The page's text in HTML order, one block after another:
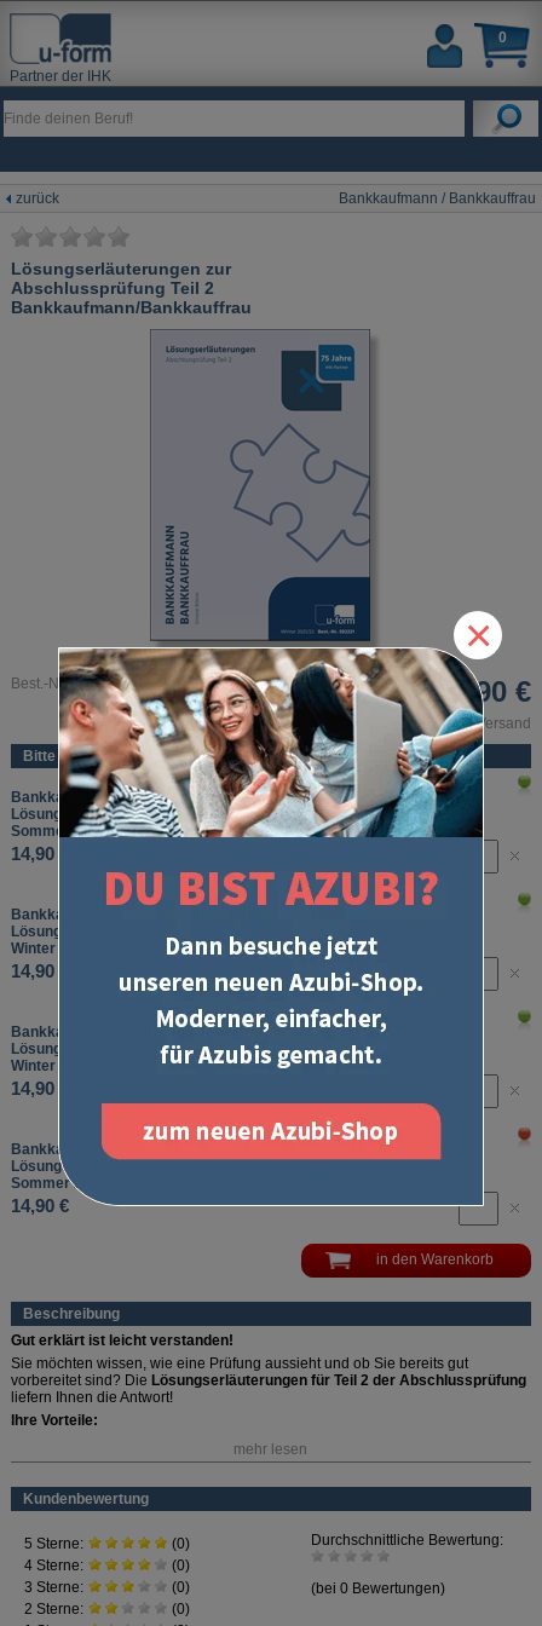
Partner der IHK
0
zurück Bankkaufmann / Bankkauffrau
Lösungserläuterungen zur
Abschlussprüfung Teil 2
Bankkaufmann/Bankkauffrau
Best.-Nr. 592 14,90 €
inkl. MwSt. und zzgl. Versand
Bitte wählen Sie:
Bankkaufmann/Bankkauffrau
Lösungserläuterungen Abschlussprüfung Teil 2
Sommer 2023
14,90 €
Bankkaufmann/Bankkauffrau
Lösungserläuterungen Abschlussprüfung Teil 2
Winter 2024/2025
14,90 €
Bankkaufmann/Bankkauffrau
Lösungserläuterungen Abschlussprüfung Teil 2
Winter 2025/2026
14,90 €
Bankkaufmann/Bankkauffrau
Lösungserläuterungen Abschlussprüfung Teil 2
Sommer 2026
14,90 €
Beschreibung
Gut erklärt ist leicht verstanden!
Sie möchten wissen, wie eine Prüfung aussieht und ob Sie bereits gut
vorbereitet sind? Die Lösungserläuterungen für Teil 2 der Abschlussprüfung
liefern Ihnen die Antwort!
Ihre Vorteile:
Musterlösungen für die ungebundenen / offenen
Gut erklärt:Lösungswege für die gebundenen Aufgaben
Erfahrene Fachautorin:
Service
Inklusive Querverweisen auf die Lernkarten (Best.-Nr. 4776) zum effektiven
Nachlesen und Wiederholen!
mehr lesen
Kundenbewertung
×